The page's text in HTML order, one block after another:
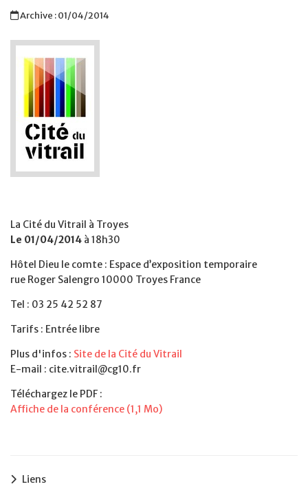
Archive : 01/04/2014
La Cité du Vitrail à Troyes
Le 01/04/2014 à 18h30
Hôtel Dieu le comte : Espace d’exposition temporaire
rue Roger Salengro 10000 Troyes France
Tel : 03 25 42 52 87
Tarifs : Entrée libre
Plus d'infos : Site de la Cité du Vitrail
E-mail : cite.vitrail@cg10.fr
Téléchargez le PDF :
Affiche de la conférence (1,1 Mo)
Liens